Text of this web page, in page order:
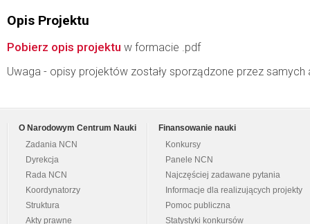
Opis Projektu
Pobierz opis projektu w formacie .pdf
Uwaga - opisy projektów zostały sporządzone przez
O Narodowym Centrum Nauki
Zadania NCN
Dyrekcja
Rada NCN
Koordynatorzy
Struktura
Akty prawne
Finansowanie nauki
Konkursy
Panele NCN
Najczęściej zadawane pytania
Informacje dla realizujących projekty
Pomoc publiczna
Statystyki konkursów